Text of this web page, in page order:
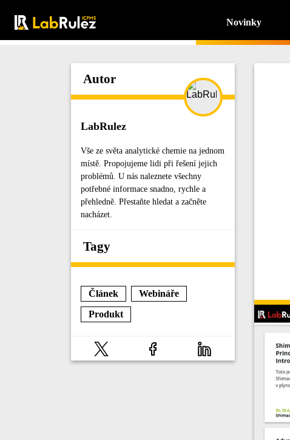
Novinky
Autor
LabRulez
Vše ze světa analytické chemie na jednom
místě. Propojujeme lidi při řešení jejich
problémů. U nás naleznete všechny
potřebné informace snadno, rychle a
přehledně. Přestaňte hledat a začněte
nacházet.
Tagy
Článek
Webináře
Produkt